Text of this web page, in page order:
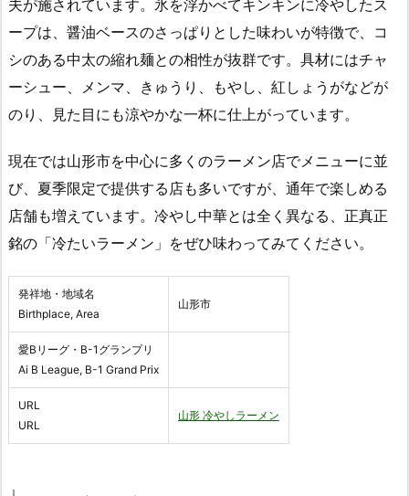
夫が施されています。氷を浮かべてキンキンに冷やしたス
ープは、醤油ベースのさっぱりとした味わいが特徴で、コ
シのある中太の縮れ麺との相性が抜群です。具材にはチャ
ーシュー、メンマ、きゅうり、もやし、紅しょうがなどが
のり、見た目にも涼やかな一杯に仕上がっています。
現在では山形市を中心に多くのラーメン店でメニューに並
び、夏季限定で提供する店も多いですが、通年で楽しめる
店舗も増えています。冷やし中華とは全く異なる、正真正
銘の「冷たいラーメン」をぜひ味わってみてください。
発祥地・地域名
Birthplace, Area
山形市
愛Bリーグ・B-1グランプリ
Ai B League, B-1 Grand Prix
URL
URL
山形 冷やしラーメン